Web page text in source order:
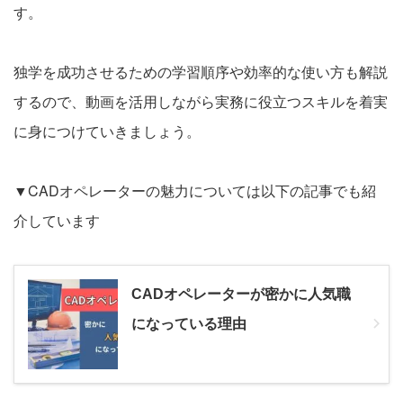
す。
独学を成功させるための学習順序や効率的な使い方も解説
するので、動画を活用しながら実務に役立つスキルを着実
に身につけていきましょう。
▼CADオペレーターの魅力については以下の記事でも紹
介しています
CADオペレーターが密かに人気職
になっている理由